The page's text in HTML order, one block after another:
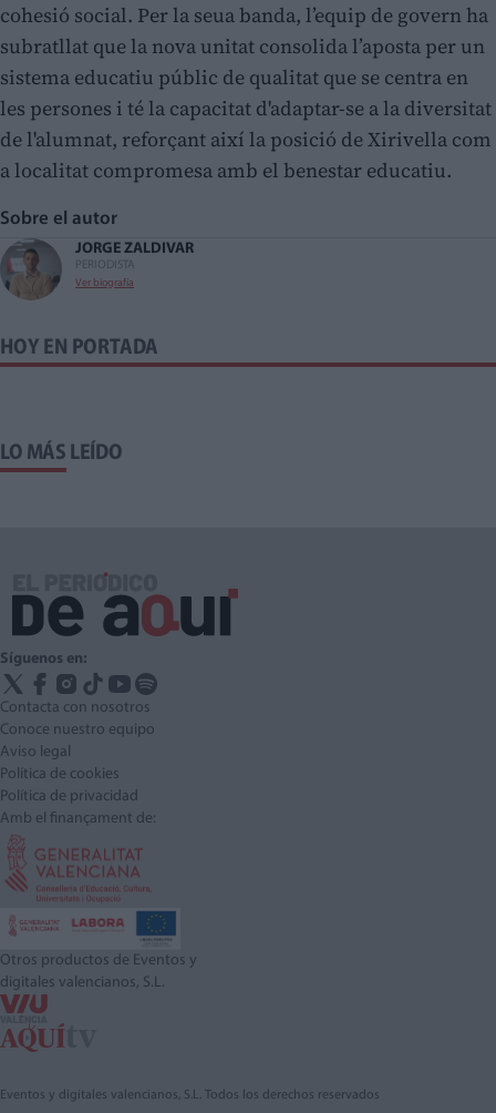
cohesió social. Per la seua banda, l’equip de govern ha
subratllat que la nova unitat consolida l’aposta per un
sistema educatiu públic de qualitat que se centra en
les persones i té la capacitat d'adaptar-se a la diversitat
de l'alumnat, reforçant així la posició de Xirivella com
a localitat compromesa amb el benestar educatiu.
Sobre el autor
JORGE ZALDIVAR
PERIODISTA
Ver biografía
HOY EN PORTADA
LO MÁS LEÍDO
Síguenos en:
Contacta con nosotros
Conoce nuestro equipo
Aviso legal
Política de cookies
Política de privacidad
Amb el finançament de:
Otros productos de Eventos y
digitales valencianos, S.L.
Eventos y digitales valencianos, S.L. Todos los derechos reservados